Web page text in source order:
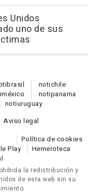
Unidos
uno de sus
brasil notichile
méxico notipanama
notiuruguay
Aviso legal
Política de cookies
Play
Hemeroteca
la redistribución y
de esta web sin su